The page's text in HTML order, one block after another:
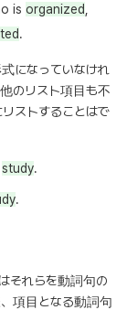
is organized
.
になっていなけれ
のリスト項目も不
ストすることはで
study.
.
それらを動詞句の
項目となる動詞句